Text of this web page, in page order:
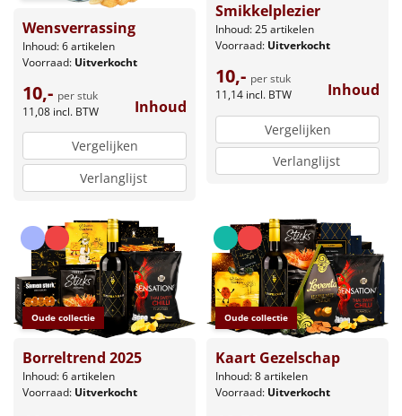
Wensverrassing
Inhoud: 6 artikelen
Voorraad: Uitverkocht
10,- per stuk
11,08 incl. BTW Inhoud
Vergelijken
Verlanglijst
Smikkelplezier
Inhoud: 25 artikelen
Voorraad: Uitverkocht
10,- per stuk
11,14 incl. BTW Inhoud
Vergelijken
Verlanglijst
Oude collectie
Borreltrend 2025
Inhoud: 6 artikelen
Voorraad: Uitverkocht
Oude collectie
Kaart Gezelschap
Inhoud: 8 artikelen
Voorraad: Uitverkocht